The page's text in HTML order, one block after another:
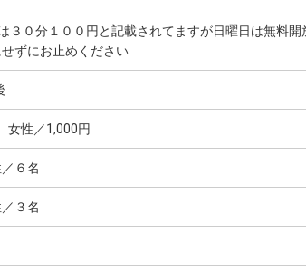
３０分１００円と記載されてますが日曜日は無料
ずにお止めください
性／1,000円
６名
３名